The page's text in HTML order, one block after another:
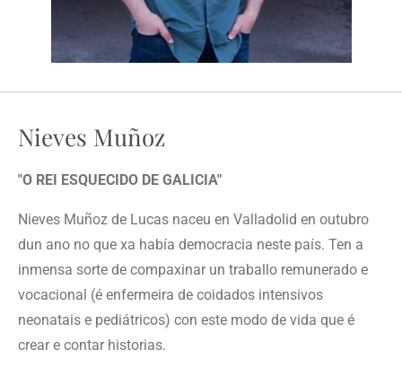
Nieves Muñoz
"O REI ESQUECIDO DE GALICIA"
Nieves Muñoz de Lucas naceu en Valladolid en outubro
dun ano no que xa había democracia neste país. Ten a
inmensa sorte de compaxinar un traballo remunerado e
vocacional (é enfermeira de coidados intensivos
neonatais e pediátricos) con este modo de vida que é
creare contar historias.